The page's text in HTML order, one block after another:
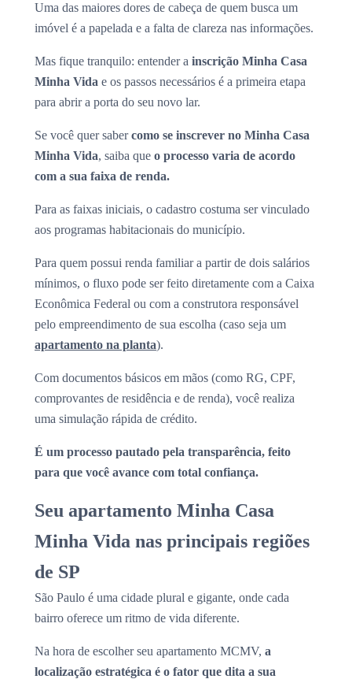
Uma das maiores dores de cabeça de quem busca um
imóvel é a papelada e a falta de clareza nas informações.
Mas fique tranquilo: entender a inscrição Minha Casa
Minha Vida e os passos necessários é a primeira etapa
para abrir a porta do seu novo lar.
Se você quer sabercomo se inscrever no Minha Casa
Minha Vida, saiba que o processo varia de acordo
com a sua faixa de renda.
Para as faixas iniciais, o cadastro costuma ser vinculado
aos programas habitacionais do município.
Para quem possui renda familiar a partir de dois salários
mínimos, o fluxo pode ser feito diretamente com a Caixa
Econômica Federal ou com a construtora responsável
pelo empreendimento de sua escolha (caso seja um
apartamento na planta).
Com documentos básicos em mãos (como RG, CPF,
comprovantes de residência e de renda), você realiza
uma simulação rápida de crédito.
É um processo pautado pela transparência, feito
para que você avance com total confiança.
Seu apartamento Minha Casa
Minha Vida nas principais regiões
de SP
São Paulo é uma cidade plural e gigante, onde cada
bairro oferece um ritmo de vida diferente.
Na hora de escolher seu apartamento MCMV, a
localização estratégica é o fator que dita a sua